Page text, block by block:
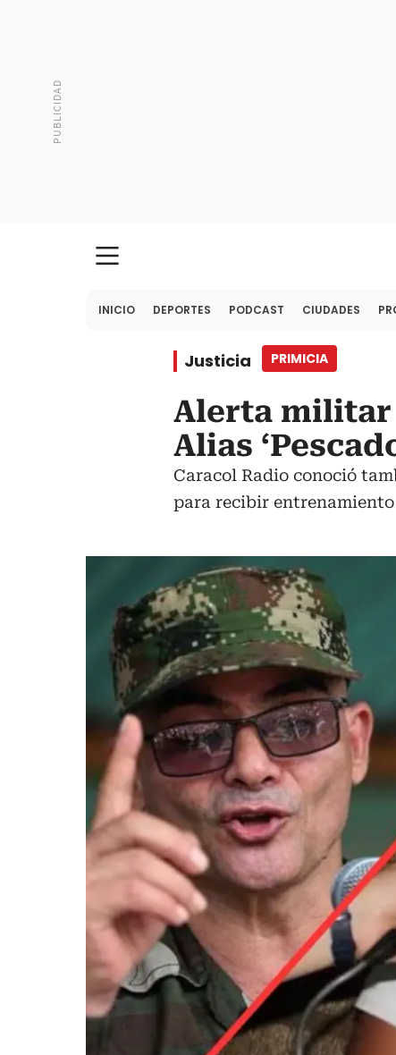
INICIO DEPORTES PODCAST CIUDADES
Justicia PRIMICIA
Alerta militar
Alias
Caracol Radio conoció
para recibir entrenamiento